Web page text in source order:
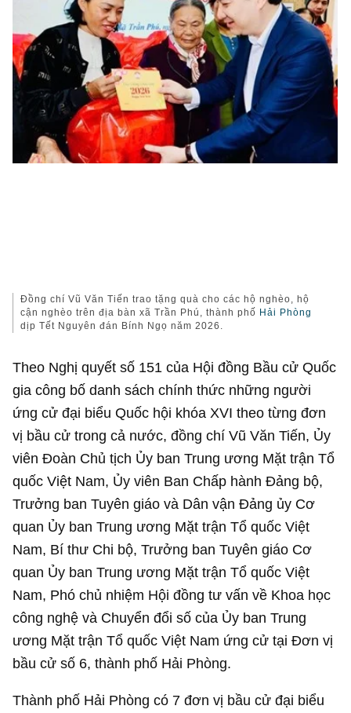
Đồng chí Vũ Văn Tiến trao tặng quà cho các hộ nghèo, hộ
cận nghèo trên địa bàn xã Trần Phú, thành phố Hải Phòng
dịp Tết Nguyên đán Bính Ngọ năm 2026.
Theo Nghị quyết số 151 của Hội đồng Bầu cử Quốc
gia công bố danh sách chính thức những người
ứng cử đại biểu Quốc hội khóa XVI theo từng đơn
vị bầu cử trong cả nước, đồng chí Vũ Văn Tiến, Ủy
viên Đoàn Chủ tịch Ủy ban Trung ương Mặt trận Tổ
quốc Việt Nam, Ủy viên Ban Chấp hành Đảng bộ,
Trưởng ban Tuyên giáo và Dân vận Đảng ủy Cơ
quan Ủy ban Trung ương Mặt trận Tổ quốc Việt
Nam, Bí thư Chi bộ, Trưởng ban Tuyên giáo Cơ
quan Ủy ban Trung ương Mặt trận Tổ quốc Việt
Nam, Phó chủ nhiệm Hội đồng tư vấn về Khoa học
công nghệ và Chuyển đổi số của Ủy ban Trung
ương Mặt trận Tổ quốc Việt Nam ứng cử tại Đơn vị
bầu cử số 6, thành phố Hải Phòng.
Thành phố Hải Phòng có 7 đơn vị bầu cử đại biểu